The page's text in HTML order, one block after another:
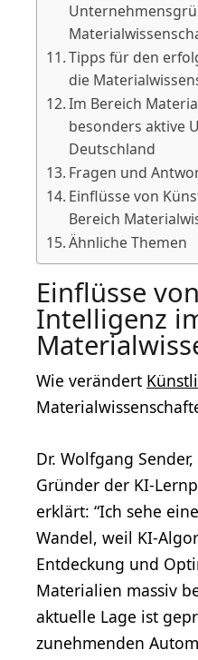
Tipps für den
die
Im Bereich
besonders aktive
Deutschland
Fragen und
Einflüsse von
Bereich
Ähnliche Themen
Einflüsse
Intelligenz
Wie verändert
Dr. Wolfgang
Gründer der KI-
erklärt: “Ich sehe
Wandel, weil KI-
Entdeckung und
Materialien massiv
aktuelle Lage ist
zunehmenden